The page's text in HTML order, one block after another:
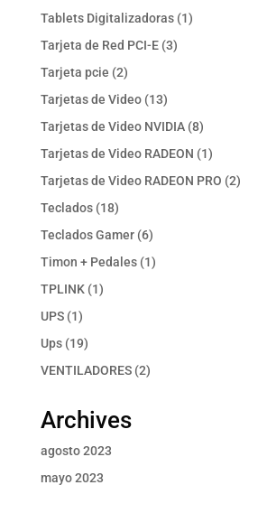
producto
Tablets Digitalizadoras 11
Tarjeta de Red PCI-E 33
Tarjeta pcie 22
productos
Tarjetas de Video 1313
productos
Tarjetas de Video NVIDIA 88
productos
Tarjetas de Video RADEON 11
producto
Tarjetas de Video RADEON PRO 22
Teclados 1818
productos
Teclados Gamer 66
productos
Timon + Pedales 11
TPLINK 11
UPS 11
producto
Ups 1919
productos
VENTILADORES 22
Archives
agosto 2023
mayo 2023